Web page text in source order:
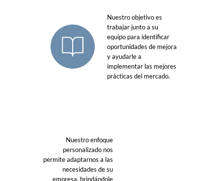
Nuestro objetivo es
trabajar junto a su
equipo para identificar
oportunidades de mejora
y ayudarle a
implementar las mejores
prácticas del mercado.
Nuestro enfoque
personalizado nos
permite adaptarnos a las
necesidades de su
empresa, brindándole